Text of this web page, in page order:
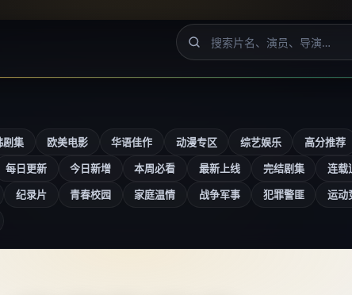
剧集 欧美电影 华语佳作 动漫专区 综艺娱乐 高分推荐
每日更新 今日新增 本周必看 最新上线 完结剧集 连载
纪录片 青春校园 家庭温情 战争军事 犯罪警匪 运动